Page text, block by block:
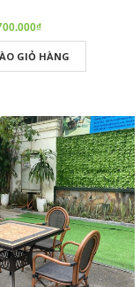
GIỎ HÀNG